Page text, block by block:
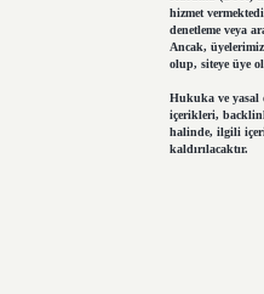
hizmet
denetleme veya
Ancak,
olup, siteye üye
Hukuka ve yasal
içerikleri,
halinde, ilgili
kaldırılacaktır.